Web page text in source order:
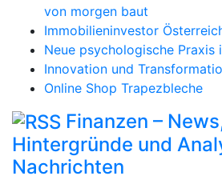
von morgen baut
Immobilieninvestor
Neue psychologische Praxis
Innovation und
Online Shop Trapezbleche
Finanzen –
Hintergründe und
Nachrichten